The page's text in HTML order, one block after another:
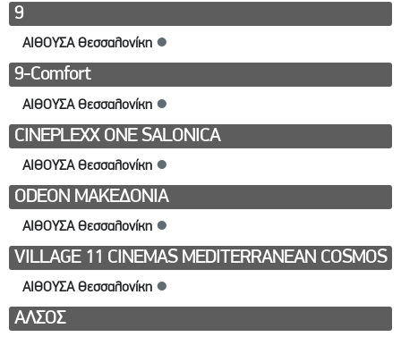
9
ΑΙΘΟΥΣΑ Θεσσαλονίκη ●
9-Comfort
ΑΙΘΟΥΣΑ Θεσσαλονίκη ●
CINEPLEXX ONE SALONICA
ΑΙΘΟΥΣΑ Θεσσαλονίκη ●
ODEON ΜΑΚΕΔΟΝΙΑ
ΑΙΘΟΥΣΑ Θεσσαλονίκη ●
VILLAGE 11 CINEMAS MEDITERRANEAN COSMOS
ΑΙΘΟΥΣΑ Θεσσαλονίκη ●
ΑΛΣΟΣ